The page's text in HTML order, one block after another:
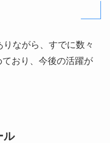
ながら、すでに数々
おり、今後の活躍が
ル